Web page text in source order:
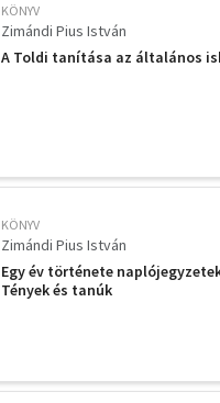
KÖNYV
Zimándi Pius István
A Toldi tanítása az általános
KÖNYV
Zimándi Pius István
Egy év története
Tények és tanúk